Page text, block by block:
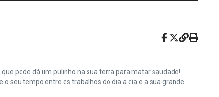
cima
ou
para
pode dá um pulinho na sua terra para matar saudade!
seu tempo entre os trabalhos do dia a dia e a sua grande